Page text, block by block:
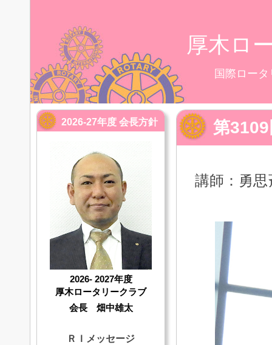
厚木ロ
国際ロー
第
講師：勇
2026-27年度 会長方針
2026- 2027年度
厚木ロータリークラブ
会長 畑中雄太
ＲＩメッセージ